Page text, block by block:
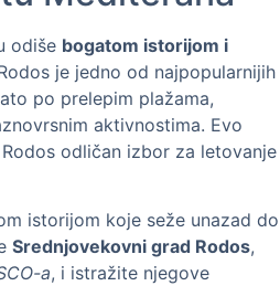
odiše bogatom istorijom i
je jedno od najpopularnijih
po prelepim plažama,
aktivnostima. Evo
odličan izbor za letovanje
istorijom koje seže unazad do
Srednjovekovni grad Rodos,
a, i istražite njegove